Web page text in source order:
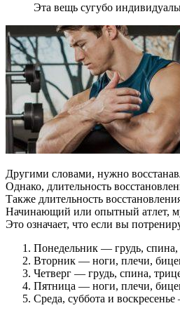
Эта вещь сугубо
Другими словами, нужно
Однако, длительность
Также длительность
Начинающий или опытный атлет,
Это означает, что если вы
Понедельник — грудь,
Вторник — ноги, плечи,
Четверг — грудь, спина,
Пятница — ноги, плечи,
Среда, суббота и